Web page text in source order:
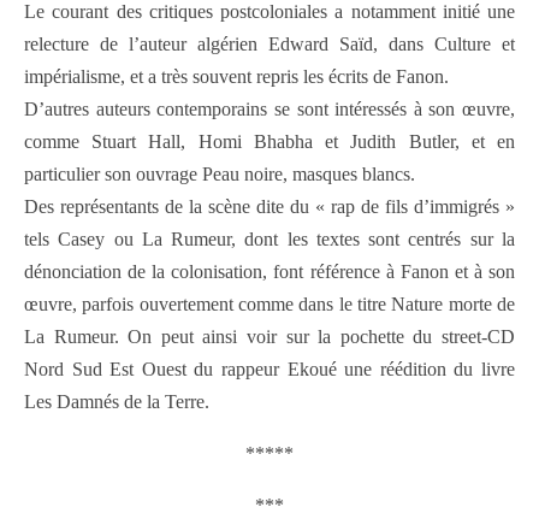
Le courant des critiques postcoloniales a notamment initié une
relecture de l’auteur algérien Edward Saïd, dans Culture et
impérialisme, et a très souvent repris les écrits de Fanon.
D’autres auteurs contemporains se sont intéressés à son œuvre,
comme Stuart Hall, Homi Bhabha et Judith Butler, et en
particulier son ouvrage Peau noire, masques blancs.
Des représentants de la scène dite du « rap de fils d’immigrés »
tels Casey ou La Rumeur, dont les textes sont centrés sur la
dénonciation de la colonisation, font référence à Fanon et à son
œuvre, parfois ouvertement comme dans le titre Nature morte de
La Rumeur. On peut ainsi voir sur la pochette du street-CD
Nord Sud Est Ouest du rappeur Ekoué une réédition du livre
Les Damnés de la Terre.
*****
***